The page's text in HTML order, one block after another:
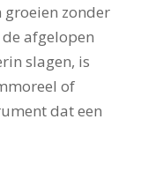
zonder
afgelopen
slagen, is
of
dat een